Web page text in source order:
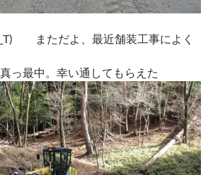
まただよ、最近舗装工事によく
っ最中。幸い通してもらえた